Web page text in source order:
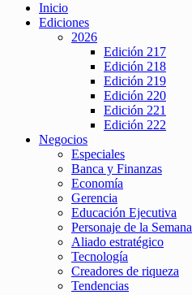
Inicio
Ediciones
2026
Edición 217
Edición 218
Edición 219
Edición 220
Edición 221
Edición 222
Negocios
Especiales
Banca y Finanzas
Economía
Gerencia
Educación Ejecutiva
Personaje de la Semana
Aliado estratégico
Tecnología
Creadores de riqueza
Tendencias